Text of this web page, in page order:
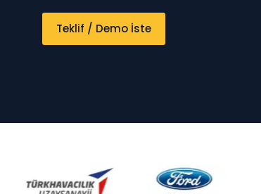
Teklif / Demo İste